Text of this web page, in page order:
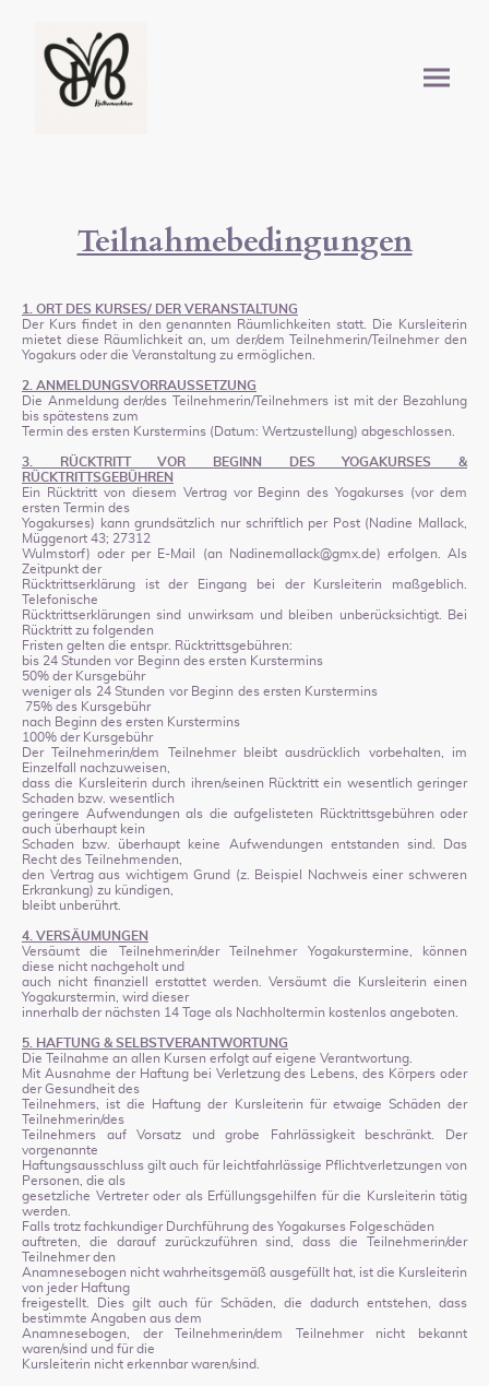
Teilnahmebedingungen
1. ORT DES KURSES/ DER VERANSTALTUNG
Der Kurs findet in den genannten Räumlichkeiten statt. Die Kursleiterin
mietet diese Räumlichkeit an, um der/dem Teilnehmerin/Teilnehmer den
Yogakurs oder die Veranstaltung zu ermöglichen.
2. ANMELDUNGSVORRAUSSETZUNG
Die Anmeldung der/des Teilnehmerin/Teilnehmers ist mit der Bezahlung
bis spätestens zum
Termin des ersten Kurstermins (Datum: Wertzustellung) abgeschlossen.
3. RÜCKTRITT VOR BEGINN DES YOGAKURSES &
RÜCKTRITTSGEBÜHREN
Ein Rücktritt von diesem Vertrag vor Beginn des Yogakurses (vor dem
ersten Termin des
Yogakurses) kann grundsätzlich nur schriftlich per Post (Nadine Mallack,
Müggenort 43; 27312
Wulmstorf) oder per E-Mail (an Nadinemallack@gmx.de) erfolgen. Als
Zeitpunkt der
Rücktrittserklärung ist der Eingang bei der Kursleiterin maßgeblich.
Telefonische
Rücktrittserklärungen sind unwirksam und bleiben unberücksichtigt. Bei
Rücktritt zu folgenden
Fristen gelten die entspr. Rücktrittsgebühren:
bis 24 Stunden vor Beginn des ersten Kurstermins
50% der Kursgebühr
weniger als 24 Stunden vor Beginn des ersten Kurstermins
75% des Kursgebühr
nach Beginn des ersten Kurstermins
100% der Kursgebühr
Der Teilnehmerin/dem Teilnehmer bleibt ausdrücklich vorbehalten, im
Einzelfall nachzuweisen,
dass die Kursleiterin durch ihren/seinen Rücktritt ein wesentlich geringer
Schaden bzw. wesentlich
geringere Aufwendungen als die aufgelisteten Rücktrittsgebühren oder
auch überhaupt kein
Schaden bzw. überhaupt keine Aufwendungen entstanden sind. Das
Recht des Teilnehmenden,
den Vertrag aus wichtigem Grund (z. Beispiel Nachweis einer schweren
Erkrankung) zu kündigen,
bleibt unberührt.
4. VERSÄUMUNGEN
Versäumt die Teilnehmerin/der Teilnehmer Yogakurstermine, können
diese nicht nachgeholt und
auch nicht finanziell erstattet werden. Versäumt die Kursleiterin einen
Yogakurstermin, wird dieser
innerhalb der nächsten 14 Tage als Nachholtermin kostenlos angeboten.
5. HAFTUNG & SELBSTVERANTWORTUNG
Die Teilnahme an allen Kursen erfolgt auf eigene Verantwortung.
Mit Ausnahme der Haftung bei Verletzung des Lebens, des Körpers oder
der Gesundheit des
Teilnehmers, ist die Haftung der Kursleiterin für etwaige Schäden der
Teilnehmerin/des
Teilnehmers auf Vorsatz und grobe Fahrlässigkeit beschränkt. Der
vorgenannte
Haftungsausschluss gilt auch für leichtfahrlässige Pflichtverletzungen von
Personen, die als
gesetzliche Vertreter oder als Erfüllungsgehilfen für die Kursleiterin tätig
werden.
Falls trotz fachkundiger Durchführung des Yogakurses Folgeschäden
auftreten, die darauf zurückzuführen sind, dass die Teilnehmerin/der
Teilnehmer den
Anamnesebogen nicht wahrheitsgemäß ausgefüllt hat, ist die Kursleiterin
von jeder Haftung
freigestellt. Dies gilt auch für Schäden, die dadurch entstehen, dass
bestimmte Angaben aus dem
Anamnesebogen, der Teilnehmerin/dem Teilnehmer nicht bekannt
waren/sind und für die
Kursleiterin nicht erkennbar waren/sind.